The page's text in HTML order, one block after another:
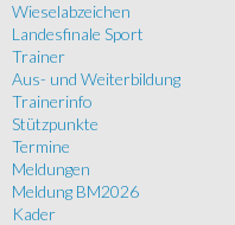
Wieselabzeichen
Landesfinale Sport
Trainer
Aus- und Weiterbildung
Trainerinfo
Stützpunkte
Termine
Meldungen
Meldung BM2026
Kader